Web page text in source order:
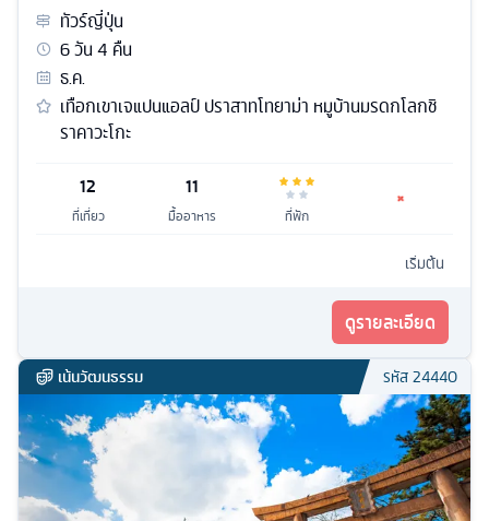
ทัวร์ญี่ปุ่น
6วัน4 คืน
ธ.ค.
เทือกเขาเจแปนแอลป์ ปราสาทโทยาม่า หมูบ้านมรดกโลกชิ
ราคาวะโกะ
12
ที่เที่ยว
11
มื้ออาหาร ที่พัก
เริ่มต้น
ดูรายละเอียด
เน้นวัฒนธรรม รหัส24440